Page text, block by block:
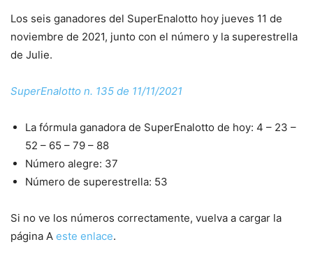
Los seis ganadores del SuperEnalotto hoy jueves 11 de
noviembre de 2021, junto con el número y la superestrella
de Julie.
SuperEnalotto n. 135 de 11/11/2021
La fórmula ganadora de SuperEnalotto de hoy: 4 – 23 –
52 – 65 – 79 – 88
Número alegre: 37
Número de superestrella: 53
Si no ve los números correctamente, vuelva a cargar la
página A este enlace.